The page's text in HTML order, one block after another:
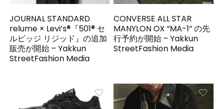
JOURNAL STANDARD
relume × Levi’s®『501® セ
ルビッジ リジッド』の追加
販売が開始 – Yakkun
StreetFashion Media
CONVERSE ALL STAR
MANYLON OX “MA-1” の先
行予約が開始 – Yakkun
StreetFashion Media